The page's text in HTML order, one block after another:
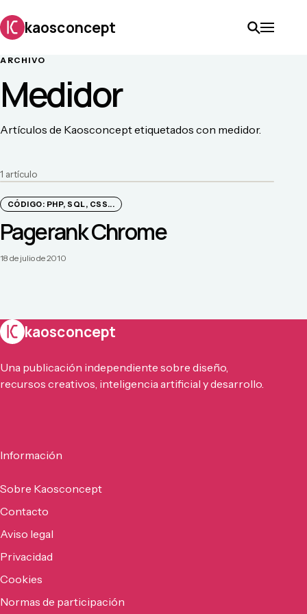
kaosconcept
ARCHIVO
Medidor
Artículos de Kaosconcept etiquetados con medidor.
1 artículo
CÓDIGO: PHP, SQL, CSS...
Pagerank Chrome
18 de julio de 2010
kaosconcept
Una publicación independiente sobre diseño,
recursos creativos, inteligencia artificial y desarrollo.
Información
Sobre Kaosconcept
Contacto
Aviso legal
Privacidad
Cookies
Normas de participación